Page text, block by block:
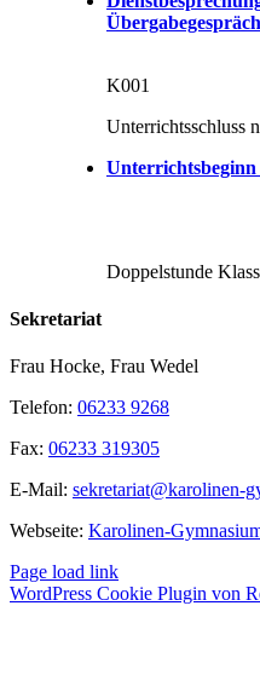
K001
Unterrichtsschluss
Doppelstunde
Sekretariat
Frau Hocke, Frau Wedel
Telefon: 06233 9268
Fax: 06233 319305
E-Mail: sekretariat@karolinen-
Webseite: Karolinen-
Page load link
WordPress Cookie Plugin von